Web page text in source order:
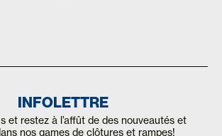
INFOLETTRE
et restez à l’affût de des nouveautés et
nos games de clôtures et rampes!